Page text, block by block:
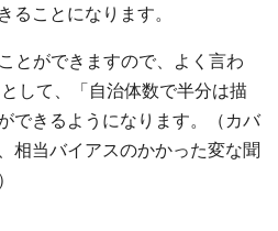
ることになります。
とができますので、よく言わ
して、「自治体数で半分は描
できるようになります。（カバ
相当バイアスのかかった変な聞